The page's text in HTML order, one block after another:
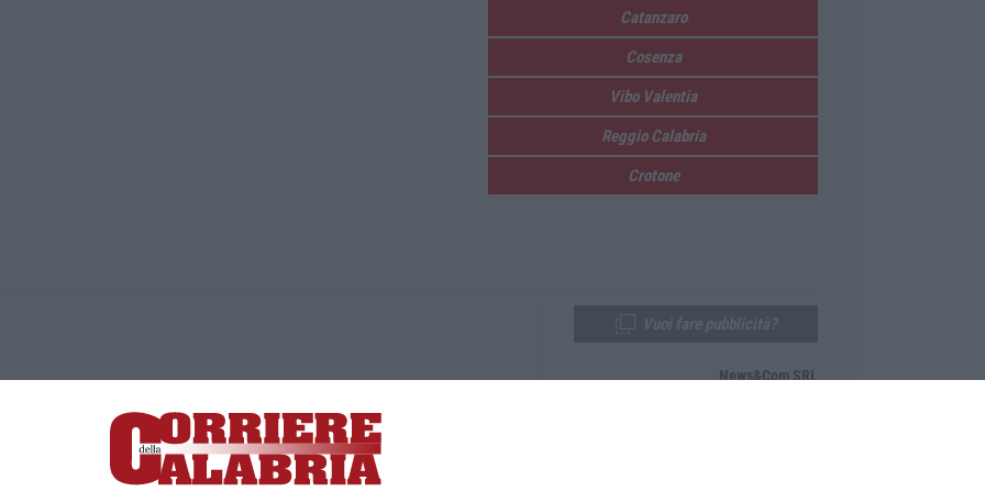
Catanzaro
Cosenza
Vibo Valentia
Reggio Calabria
Crotone
Lamezia Terme (CZ)
responsabile Paola Militano |Privacy
News&Com SRL